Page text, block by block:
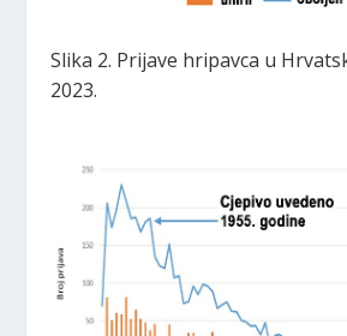
Slika 2. Prijave hripavca u
2023.